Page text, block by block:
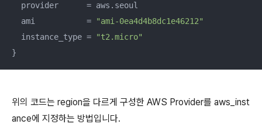
  provider      = aws.seoul
  ami           =
"ami-0ea4d4b8dc1e46212"
  instance_type =
"t2.micro"
}
위의 코드는 region을 다르게 구성한 AWS Provider를 aws_inst
ance에 지정하는 방법입니다.